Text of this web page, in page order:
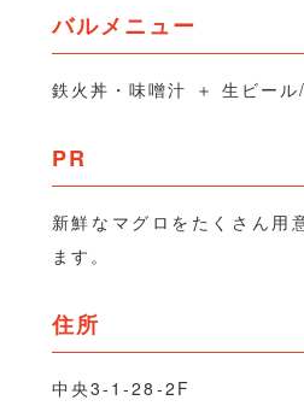
バルメニュー
鉄火丼・味噌汁 ＋ 生ビー
PR
新鮮なマグロをたくさん用
ます。
住所
中央3-1-28-2F